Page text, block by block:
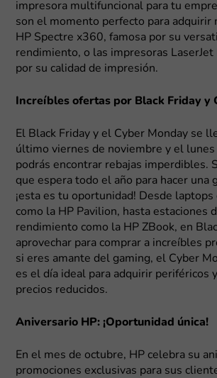
impresora multifuncional para tu
son el momento perfecto para adquirir
HP Spectre x360, famosa por su
rendimiento, o las impresoras LaserJet
por su calidad de impresión.
Increíbles ofertas por Black Friday y
El Black Friday y el Cyber Monday se
último viernes de noviembre y el
podrás encontrar rebajas imperdibles.
que espera todo el año para hacer una
¡esta es tu oportunidad! Desde laptops
como la HP Pavilion, hasta estaciones
rendimiento como la HP ZBook, en
aprovechar para comprar a increíbles
si eres amante del gaming, el Cyber
es el día ideal para adquirir periféricos
precios reducidos.
Aniversario HP: ¡Oportunidad única!
En el mes de octubre, HP celebra su
promociones exclusivas para sus